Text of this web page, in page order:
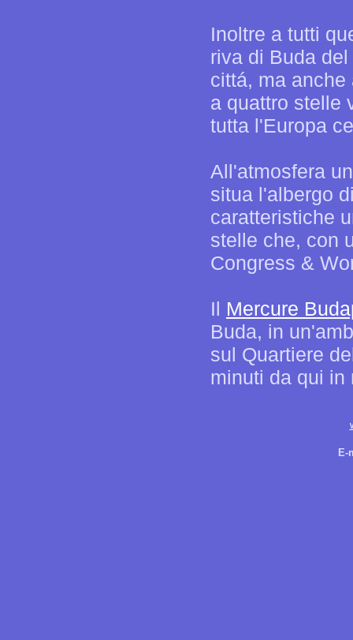
Inoltre a tutti
riva di Buda
cittá, ma
a quattro stelle
tutta l'Europa
All'atmosfera
situa l'albergo
caratteristiche
stelle che, con
Congress &
Il Mercure
Buda, in
sul Quartiere
minuti da qui in